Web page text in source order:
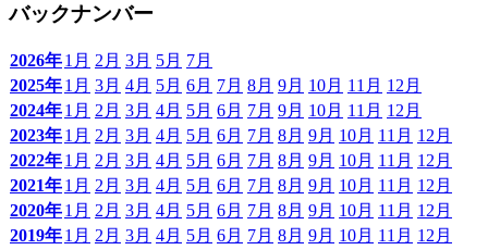
バックナンバー
2026年1月 2月 3月 5月 7月
2025年1月 3月 4月 5月 6月 7月 8月 9月 10月 11月 12月
2024年1月 2月 3月 4月 5月 6月 7月 9月 10月 11月 12月
2023年1月 2月 3月 4月 5月 6月 7月 8月 9月 10月 11月 12月
2022年1月 2月 3月 4月 5月 6月 7月 8月 9月 10月 11月 12月
2021年1月 2月 3月 4月 5月 6月 7月 8月 9月 10月 11月 12月
2020年1月 2月 3月 4月 5月 6月 7月 8月 9月 10月 11月 12月
2019年1月 2月 3月 4月 5月 6月 7月 8月 9月 10月 11月 12月